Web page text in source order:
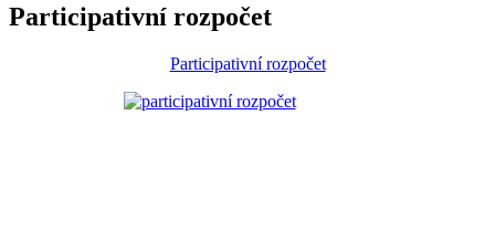
Participativní rozpočet
Participativní rozpočet